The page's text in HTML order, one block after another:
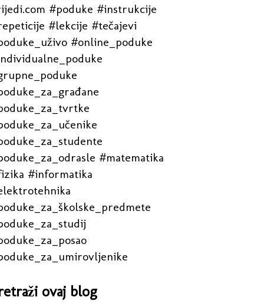
#poduke #instrukcije
#lekcije #tečajevi
#online_poduke
#matematika
#informatika
ovaj blog